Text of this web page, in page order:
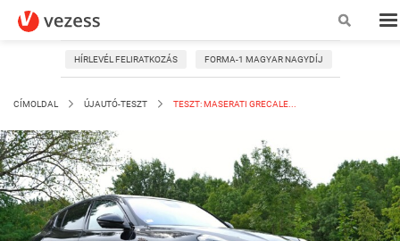
HÍRLEVÉL FELIRATKOZÁS FORMA-1 MAGYAR NAGYDÍJ
CÍMOLDAL ÚJAUTÓ-TESZT TESZT: MASERATI GRECALE...